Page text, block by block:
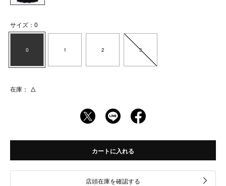
サイズ：0
0 1 2 3
在庫： △
カートに入れる
店頭在庫を確認する